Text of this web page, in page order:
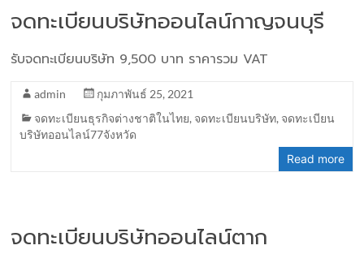
จดทะเบียนบริษัทออนไลน์กาญจนบุรี
รับจดทะเบียนบริษัท 9,500 บาท ราคารวม VAT
admin
กุมภาพันธ์ 25, 2021
จดทะเบียนธุรกิจต่างชาติในไทย, จดทะเบียนบริษัท, จดทะเบียน
บริษัทออนไลน์77จังหวัด
Read more
จดทะเบียนบริษัทออนไลน์ตาก